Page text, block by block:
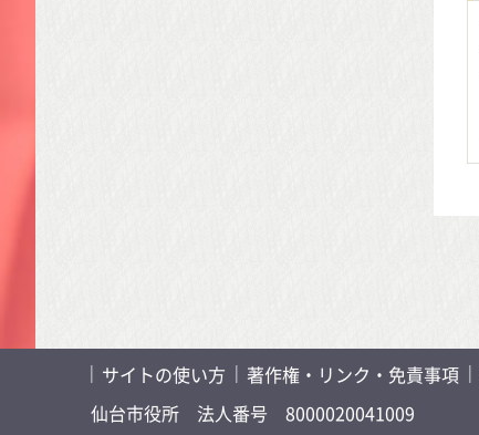
サイトの使い方 著作権・リンク・免責事項
仙台市役所 法人番号 8000020041009